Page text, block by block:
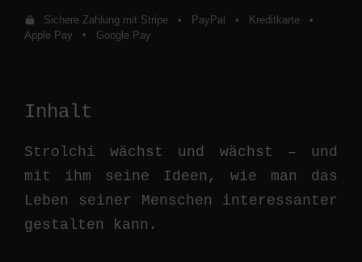
Sichere Zahlung mit Stripe • PayPal • Kreditkarte
•
Apple Pay
• Google Pay
Inhalt
Strolchi wächst und wächst – und
mit ihm seine Ideen, wie man das
Leben seiner Menschen interessanter
gestalten kann.